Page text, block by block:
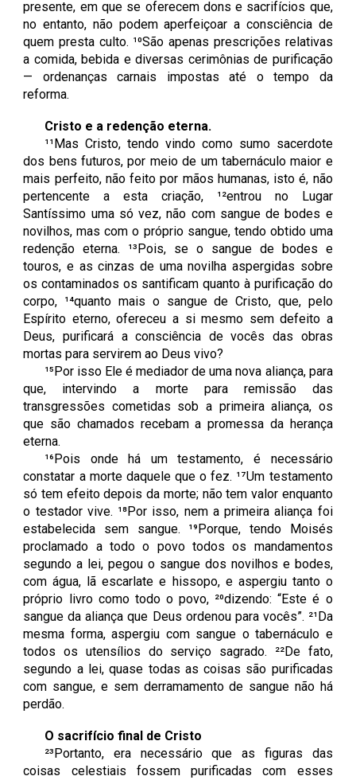
presente, em que se oferecem dons e sacrifícios que,
no entanto, não podem aperfeiçoar a consciência de
quem presta culto. ¹⁰São apenas prescrições relativas
a comida, bebida e diversas cerimônias de purificação
— ordenanças carnais impostas até o tempo da
reforma.
Cristo e a redenção eterna.
¹¹Mas Cristo, tendo vindo como sumo sacerdote
dos bens futuros, por meio de um tabernáculo maior e
mais perfeito, não feito por mãos humanas, isto é, não
pertencente a esta criação, ¹²entrou no Lugar
Santíssimo uma só vez, não com sangue de bodes e
novilhos, mas com o próprio sangue, tendo obtido uma
redenção eterna.
¹³Pois, se o sangue de bodes e
touros, e as cinzas de uma novilha aspergidas sobre
os contaminados os santificam quanto à purificação do
corpo, ¹⁴quanto mais o sangue de Cristo, que, pelo
Espírito eterno, ofereceu a si mesmo sem defeito a
Deus, purificará a consciência de vocês das obras
mortas para servirem ao Deus vivo?
¹⁵Por isso Ele é mediador de uma nova aliança, para
que, intervindo a morte para remissão das
transgressões cometidas sob a primeira aliança, os
que são chamados recebam a promessa da herança
eterna.
¹⁶Pois onde há um testamento, é necessário
constatar a morte daquele que o fez. ¹⁷Um testamento
só tem efeito depois da morte; não tem valor enquanto
o testador vive. ¹⁸Por isso, nem a primeira aliança foi
estabelecida sem sangue. ¹⁹Porque, tendo Moisés
proclamado a todo o povo todos os mandamentos
segundo a lei, pegou o sangue dos novilhos e bodes,
com água, lã escarlate e hissopo, e aspergiu tanto o
próprio livro como todo o povo, ²⁰dizendo: “Este é o
sangue da aliança que Deus ordenou para vocês”. ²¹Da
mesma forma, aspergiu com sangue o tabernáculo e
todos os utensílios do serviço sagrado. ²²De fato,
segundo a lei, quase todas as coisas são purificadas
com sangue, e sem derramamento de sangue não há
perdão.
O sacrifício final de Cristo
²³Portanto, era necessário que as figuras das
coisas celestiais fossem purificadas com esses